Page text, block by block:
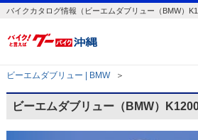
バイクカタログ情報（ビーエムダブリュー（BMW）
ビーエムダブリュー | BMW ＞
ビーエムダブリュー（BMW）